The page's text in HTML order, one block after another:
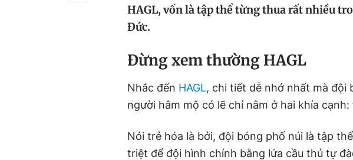
HAGL, vốn là tập thể từng thua rất nhiều
Đức.
Đừng xem thường HAGL
Nhắc đến HAGL, chi tiết dễ nhớ nhất mà đội
người hâm mộ có lẽ chỉ nằm ở hai khía
Nói trẻ hóa là bởi, đội bóng phố núi là tập
triệt để đội hình chính bằng lứa cầu thủ tự